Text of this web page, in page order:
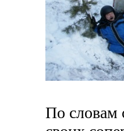
По словам